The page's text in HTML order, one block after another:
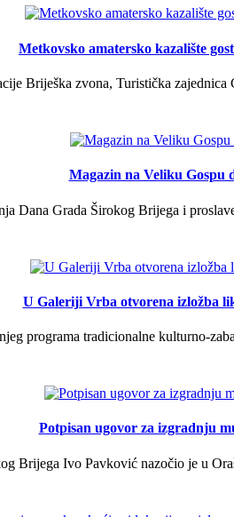
Metkovsko amatersko kazalište
Briješka zvona, Turistička
Magazin na Veliku Gospu
Dana Grada Širokog Brijega i
U Galeriji Vrba otvorena izložba
programa tradicionalne kulturno-
Potpisan ugovor za izgradnju
Brijega Ivo Pavković nazočio je u